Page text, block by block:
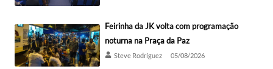
Feirinha da JK volta com programação
noturna na Praça da Paz
Steve Rodríguez 05/08/2026